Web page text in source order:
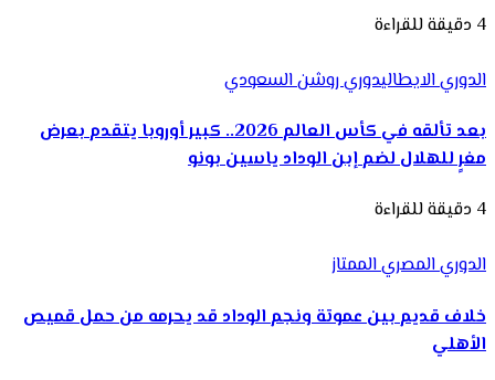
4 دقيقة للقراءة
الدوري الايطاليدوري روشن السعودي
بعد تألقه في كأس العالم 2026.. كبير أوروبا يتقدم بعرض
مغرٍ للهلال لضم إبن الوداد ياسين بونو
4 دقيقة للقراءة
الدوري المصري الممتاز
خلاف قديم بين عموتة ونجم الوداد قد يحرمه من حمل قميص
الأهلي